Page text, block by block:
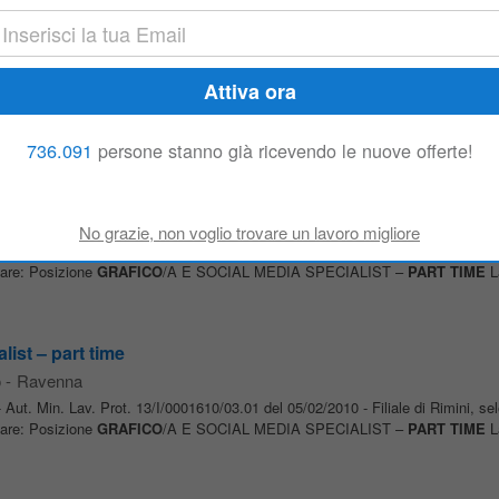
– part time
- Italia
e invii la sua candidatura. PosizioneGRAFICO
l’aspettograficodell’azienda a partire dalle confezioni dei prodotti, e di
- part time
Min. Lav. Prot. 13/I/0001610/03.01 del 05/02/2010 - Filiale di Rimini,
Posizione GRAFICO/A E SOCIAL MEDIA SPECIALIST – PART TIME
– part time
- Ravenna
Min. Lav. Prot. 13/I/0001610/03.01 del 05/02/2010 - Filiale di Rimini,
Posizione GRAFICO/A E SOCIAL MEDIA SPECIALIST – PART TIME
736.091 persone stanno già ricevendo le nuove offerte!